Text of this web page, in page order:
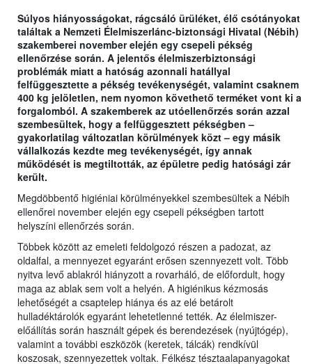
Súlyos hiányosságokat, rágcsáló ürüléket, élő csótányokat
találtak a Nemzeti Élelmiszerlánc-biztonsági Hivatal (Nébih)
szakemberei november elején egy csepeli pékség
ellenőrzése során. A jelentős élelmiszerbiztonsági
problémák miatt a hatóság azonnali hatállyal
felfüggesztette a pékség tevékenységét, valamint csaknem
400 kg jelöletlen, nem nyomon követhető terméket vont ki a
forgalomból. A szakemberek az utóellenőrzés során azzal
szembesültek, hogy a felfüggesztett pékségben –
gyakorlatilag változatlan körülmények közt – egy másik
vállalkozás kezdte meg tevékenységét, így annak
működését is megtiltották, az épületre pedig hatósági zár
került.
Megdöbbentő higiéniai körülményekkel szembesültek a Nébih
ellenőrei november elején egy csepeli pékségben tartott
helyszíni ellenőrzés során.
Többek között az emeleti feldolgozó részen a padozat, az
oldalfal, a mennyezet egyaránt erősen szennyezett volt. Több
nyitva levő ablakról hiányzott a rovarháló, de előfordult, hogy
maga az ablak sem volt a helyén. A higiénikus kézmosás
lehetőségét a csaptelep hiánya és az elé betárolt
hulladéktárolók egyaránt lehetetlenné tették. Az élelmiszer-
előállítás során használt gépek és berendezések (nyújtógép),
valamint a további eszközök (keretek, tálcák) rendkívül
koszosak, szennyezettek voltak. Félkész tésztaalapanyagokat